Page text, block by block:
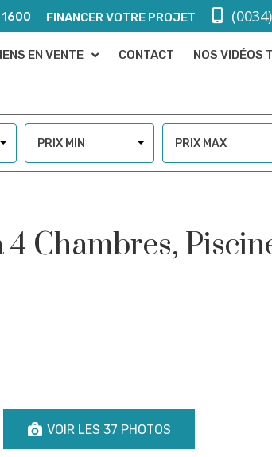
FINANCER VOTRE PROJET
EN VENTE CONTACT NOS VIDÉOS
PRIX MIN PRIX MAX
Chambres,
VOIR LES 37 PHOTOS